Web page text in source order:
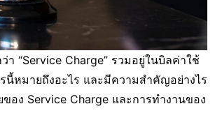
า “Service Charge” รวมอยู่ในบิลค่าใช้
นี้หมายถึงอะไร และมีความสำคัญอย่างไร
ง Service Charge และการทำงานของ